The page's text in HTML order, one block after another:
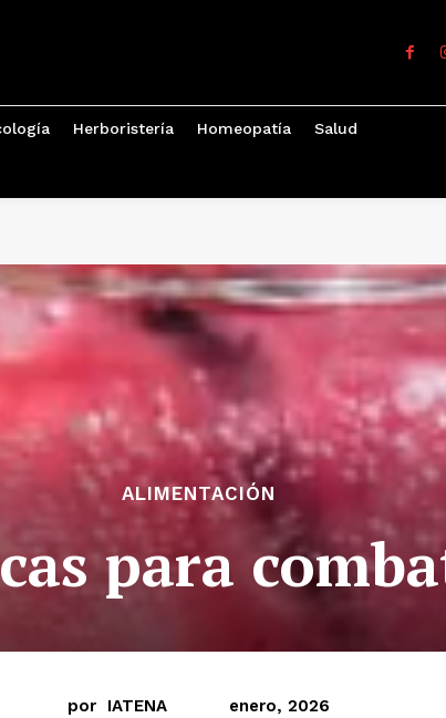
Herboristería Homeopatía Salud
ALIMENTACIÓN
para
por IATENA enero, 2026